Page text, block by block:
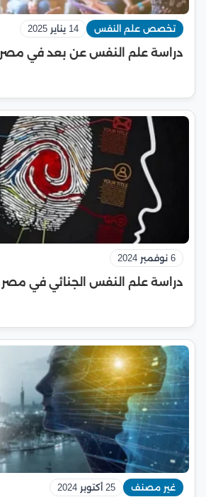
تخصص علم النفس 14 يناير 2025
دراسة علم النفس عن بعد في مصر
6 نوفمبر 2024
دراسة علم النفس الجنائي في مصر 2026
غير مصنف 25 أكتوبر 2024